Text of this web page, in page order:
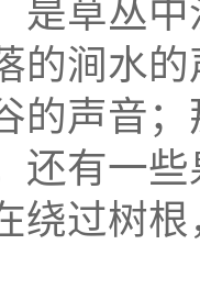
是草丛
的涧水
的声音
还有一
在绕过